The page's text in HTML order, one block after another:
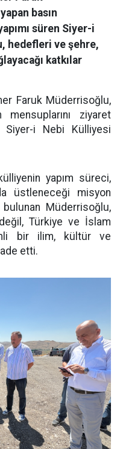
basın
süren Siyer-i
hedefleri ve şehre,
katkılar
Faruk Müderrisoğlu,
ziyaret
Siyer-i Nebi Külliyesi
yapım süreci,
üstleneceği misyon
bulunan Müderrisoğlu,
Türkiye ve İslam
bir ilim, kültür ve
etti.